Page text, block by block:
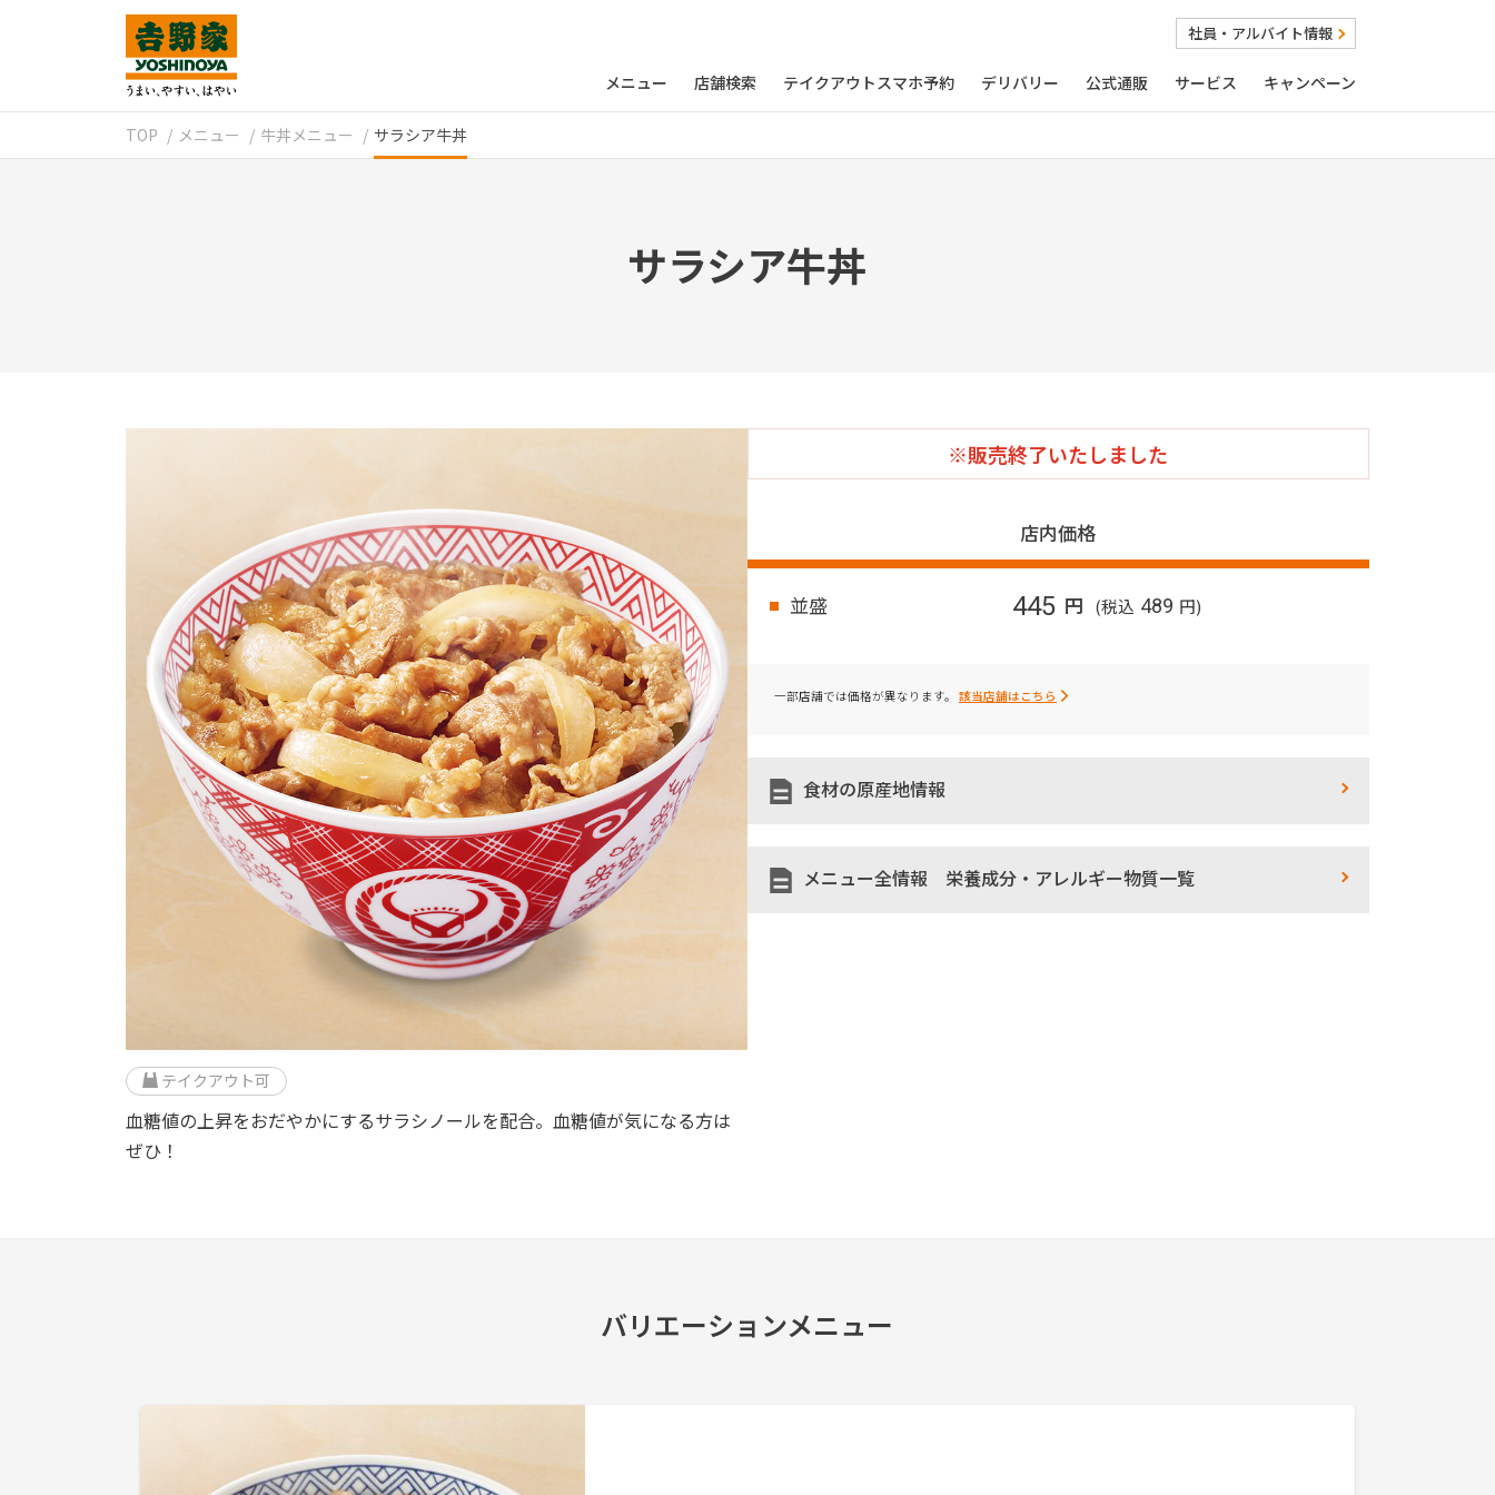
社員・アルバイト情報
メニュー 店舗検索 テイクアウトスマホ予約 デリバリー 公式通販 サービス キャンペーン
TOP メニュー 牛丼メニュー サラシア牛丼
サラシア牛丼
血糖値の上昇をおだやかにするサラシノールを配合。血糖値が気になる方は
ぜひ！
テイクアウト可
※販売終了いたしました
店内価格
並盛 445 円 (税込 489 円)
一部店舗では価格が異なります。 該当店舗はこちら
食材の原産地情報
メニュー全情報 栄養成分・アレルギー物質一覧
バリエーションメニュー